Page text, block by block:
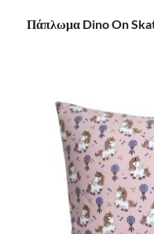
Πάπλωμα Dino On